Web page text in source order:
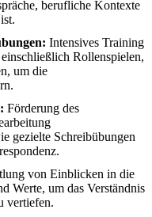
berufliche Kontexte
Intensives Training
Rollenspielen,
um die
Förderung des
gezielte Schreibübungen
von Einblicken in die
Werte, um das Verständnis
vertiefen.